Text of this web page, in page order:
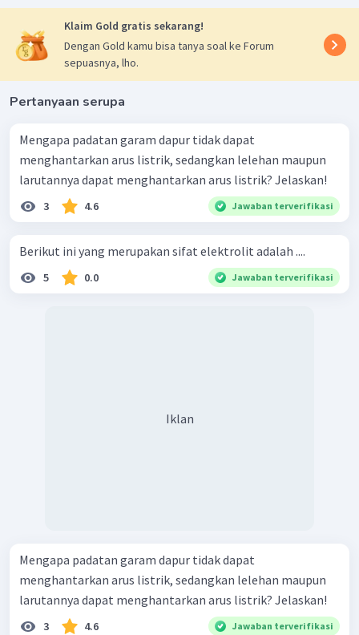
Klaim Gold gratis sekarang!
Dengan Gold kamu bisa tanya soal ke Forum
sepuasnya, lho.
Pertanyaan serupa
Mengapa padatan garam dapur tidak dapat
menghantarkan arus listrik, sedangkan lelehan maupun
larutannya dapat menghantarkan arus listrik? Jelaskan!
3 4.6 Jawaban terverifikasi
Berikut ini yang merupakan sifat elektrolit adalah ....
5 0.0 Jawaban terverifikasi
Iklan
Mengapa padatan garam dapur tidak dapat
menghantarkan arus listrik, sedangkan lelehan maupun
larutannya dapat menghantarkan arus listrik? Jelaskan!
3 4.6 Jawaban terverifikasi